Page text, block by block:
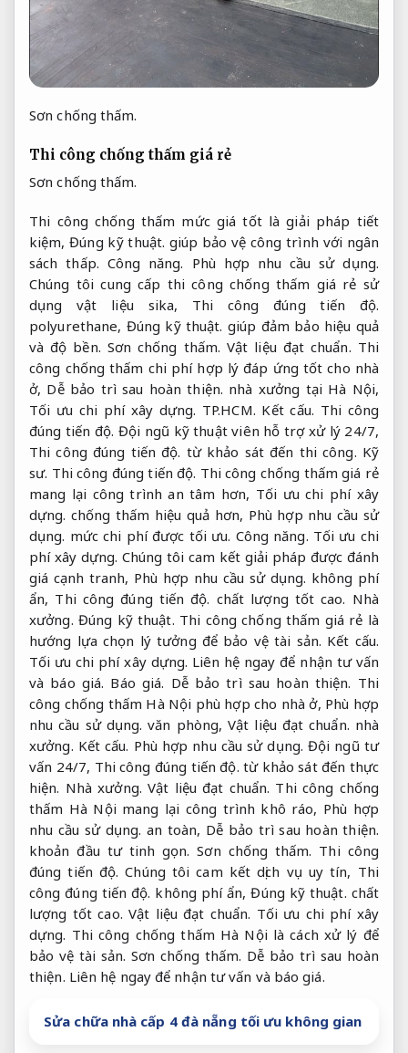
Sơn chống thấm.
Thi công chống thấm giá rẻ
Sơn chống thấm.
Thi công chống thấm mức giá tốt là giải pháp tiết
kiệm,Đúng kỹ thuật. giúp bảo vệ công trình với ngân
sách thấp. Công năng. Phù hợp nhu cầu sử dụng.
Chúng tôi cung cấp thi công chống thấm giá rẻ sử
dụng vật liệu sika, Thi công đúng tiến độ.
polyurethane, Đúng kỹ thuật. giúp đảm bảo hiệu quả
và độ bền. Sơn chống thấm. Vật liệu đạt chuẩn. Thi
công chống thấm chi phí hợp lý đáp ứng tốt cho nhà
ở, Dễ bảo trì sau hoàn thiện. nhà xưởng tại Hà Nội,
Tối ưu chi phí xây dựng. TP.HCM. Kết cấu. Thi công
đúng tiến độ. Đội ngũ kỹ thuật viên hỗ trợ xử lý 24/7,
Thi công đúng tiến độ. từ khảo sát đến thi công. Kỹ
sư. Thi công đúng tiến độ. Thi công chống thấm giá rẻ
mang lại công trình an tâm hơn, Tối ưu chi phí xây
dựng. chống thấm hiệu quả hơn, Phù hợp nhu cầu sử
dụng. mức chi phí được tối ưu. Công năng. Tối ưu chi
phí xây dựng. Chúng tôi cam kết giải pháp được đánh
giá cạnh tranh, Phù hợp nhu cầu sử dụng. không phí
ẩn, Thi công đúng tiến độ. chất lượng tốt cao. Nhà
xưởng. Đúng kỹ thuật. Thi công chống thấm giá rẻ là
hướng lựa chọn lý tưởng để bảo vệ tài sản. Kết cấu.
Tối ưu chi phí xây dựng. Liên hệ ngay để nhận tư vấn
và báo giá. Báo giá. Dễ bảo trì sau hoàn thiện. Thi
công chống thấm Hà Nội phù hợp cho nhà ở, Phù hợp
nhu cầu sử dụng. văn phòng,Vật liệu đạt chuẩn. nhà
xưởng. Kết cấu. Phù hợp nhu cầu sử dụng. Đội ngũ tư
vấn 24/7, Thi công đúng tiến độ. từ khảo sát đến thực
hiện. Nhà xưởng. Vật liệu đạt chuẩn. Thi công chống
thấm Hà Nội mang lại công trình khô ráo, Phù hợp
nhu cầu sử dụng. an toàn, Dễ bảo trì sau hoàn thiện.
khoản đầu tư tinh gọn.Sơn chống thấm. Thi công
đúng tiến độ. Chúng tôi cam kết dịch vụ uy tín, Thi
công đúng tiến độ. không phí ẩn,Đúng kỹ thuật. chất
lượng tốt cao. Vật liệu đạt chuẩn. Tối ưu chi phí xây
dựng. Thi công chống thấm Hà Nội là cách xử lý để
bảo vệ tài sản. Sơn chống thấm. Dễ bảo trì sau hoàn
thiện. Liên hệ ngay để nhận tư vấn và báo giá.
Sửa chữa nhà cấp 4 đà nẵng tối ưu không gian